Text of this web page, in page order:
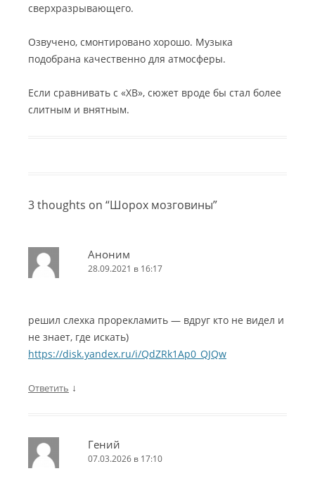
сверхразрывающего.
Озвучено, смонтировано хорошо. Музыка
подобрана качественно для атмосферы.
Если сравнивать с «ХВ», сюжет вроде бы стал более
слитным и внятным.
3 thoughts on “Шорох мозговины”
Аноним
28.09.2021 в 16:17
решил слехка прорекламить — вдруг кто не видел и
не знает, где искать)
https://disk.yandex.ru/i/QdZRk1Ap0_QJQw
Ответить ↓
Гений
07.03.2026 в 17:10